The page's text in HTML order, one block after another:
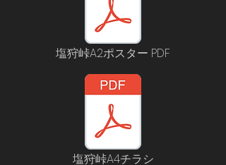
塩狩峠A2ポスター PDF
塩狩峠A4チラシ